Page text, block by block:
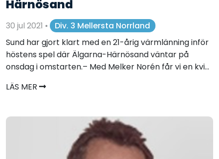
Härnösand
30 jul 2021 •
Div. 3 Mellersta Norrland
Sund har gjort klart med en 21-årig värmlänning inför
höstens spel där Älgarna-Härnösand väntar på
onsdag i omstarten.– Med Melker Norén får vi en kvi...
LÄS MER